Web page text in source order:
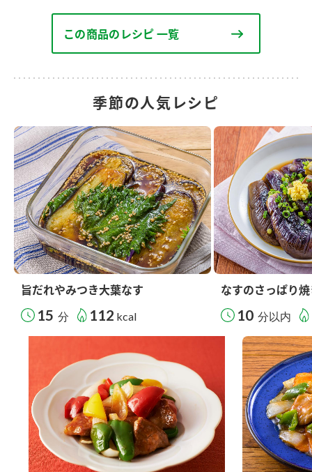
この商品のレシピ 一覧
季節の人気レシピ
旨だれやみつき大葉なす
15 分 112 kcal
なすのさっぱり
10 分以内